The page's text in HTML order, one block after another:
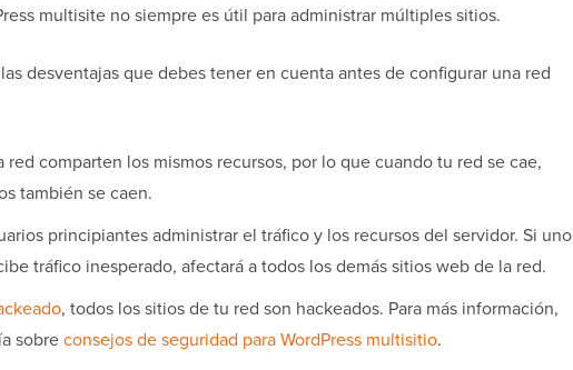
multisite no siempre es útil para administrar múltiples sitios.
desventajas que debes tener en cuenta antes de configurar una red
red comparten los mismos recursos, por lo que cuando tu red se cae,
también se caen.
principiantes administrar el tráfico y los recursos del servidor. Si uno
tráfico inesperado, afectará a todos los demás sitios web de la red.
, todos los sitios de tu red son hackeados. Para más información,
sobreconsejos de seguridad para WordPress multisitio.